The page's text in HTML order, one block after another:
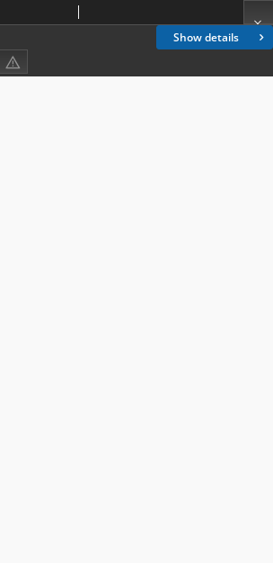
Show details